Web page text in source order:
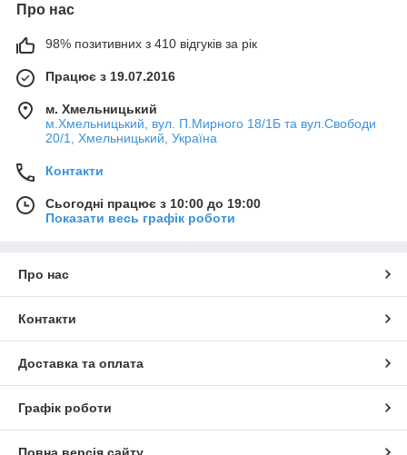
Про нас
98% позитивних з 410 відгуків за рік
Працює з 19.07.2016
м. Хмельницький
м.Хмельницький, вул. П.Мирного 18/1Б та вул.Свободи
20/1, Хмельницький, Україна
Контакти
Сьогодні працює з 10:00 до 19:00
Показати весь графік роботи
Про нас
Контакти
Доставка та оплата
Графік роботи